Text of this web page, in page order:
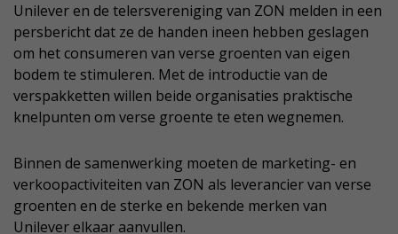
Unilever en de telersvereniging van ZON melden in een
persbericht dat ze de handen ineen hebben geslagen
om het consumeren van verse groenten van eigen
bodem te stimuleren. Met de introductie van de
verspakketten willen beide organisaties praktische
knelpunten om verse groente te eten wegnemen.
Binnen de samenwerking moeten de marketing- en
verkoopactiviteiten van ZON als leverancier van verse
groenten en de sterke en bekende merken van
Unilever elkaar aanvullen.